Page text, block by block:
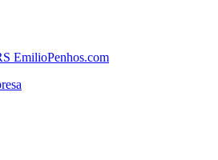
EmilioPenhos.com